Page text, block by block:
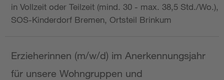
in Vollzeit oder Teilzeit (mind. 30 - max. 38,5 Std./Wo.),
SOS-Kinderdorf Bremen, Ortsteil Brinkum
Erzieherinnen (m/w/d) im Anerkennungsjahr
für unsere Wohngruppen und